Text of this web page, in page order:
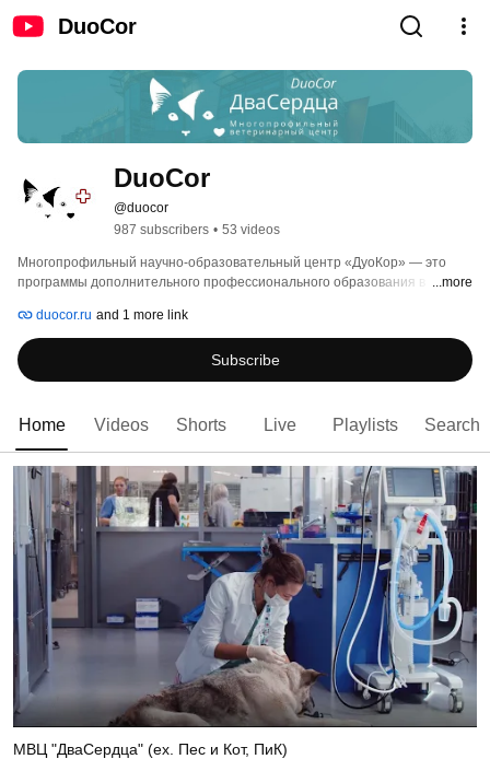
DuoCor
DuoCor
@duocor
987 subscribers • 53 videos
Многопрофильный научно-образовательный центр «ДуоКор» — это
программы дополнительного профессионального образования в
...more
duocor.ru and 1 more link
Subscribe
Home Videos Shorts Live Playlists Search
МВЦ "ДваСердца" (ex. Пес и Кот, ПиК)